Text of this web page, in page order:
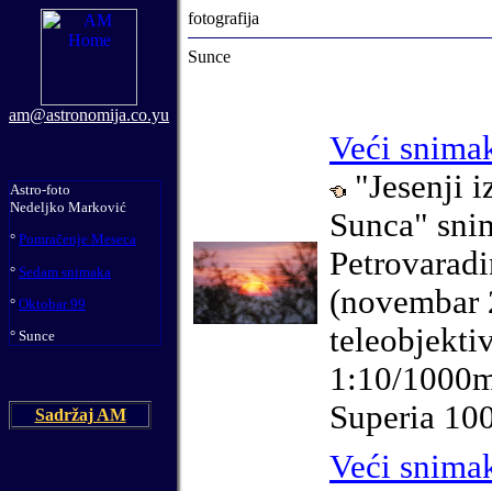
am@astronomija.co.yu
Astro-foto
Nedeljko Marković
° Pomračenje Meseca
° Sedam snimaka
° Oktobar 99
° Sunce
Sadržaj AM
fotografija
Sunce
Veći
"Jesenji
Sunca"
(novembar
1:10/
Superia
Veći